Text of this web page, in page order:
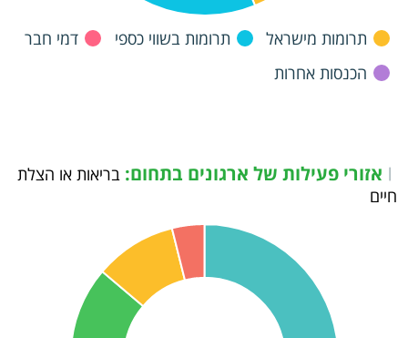
תרומות מישראל תרומות בשווי כספי
דמי חבר
הכנסות אחרות
| אזורי פעילות של ארגונים בתחום:בריאות או הצלת
חיים